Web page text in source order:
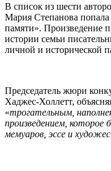
В список из шести
Мария Степанова попала
памяти». Произведение
истории семьи
личной и исторической
Председатель жюри
Хаджес-Холлетт,
«трогательным,
произведением, которое
мемуаров, эссе и